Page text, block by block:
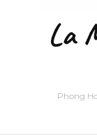
La
Phong